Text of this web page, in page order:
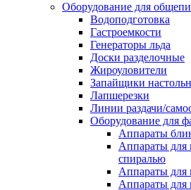
Оборудование для
Водоподготовка
Гастроемкости
Генераторы льда
Доски разделочные
Жироуловители
Запайщики
Лапшерезки
Линии раздачи/
Оборудование для
Аппараты
Аппараты для
спиралью
Аппараты для
Аппараты для